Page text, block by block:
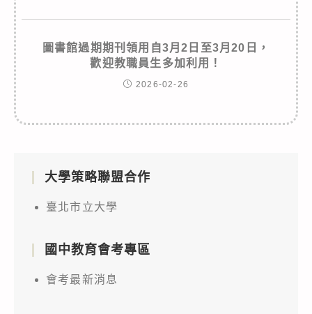
圖書館過期期刊領用自3月2日至3月20日，
歡迎教職員生多加利用！
2026-02-26
大學策略聯盟合作
臺北市立大學
國中教育會考專區
會考最新消息